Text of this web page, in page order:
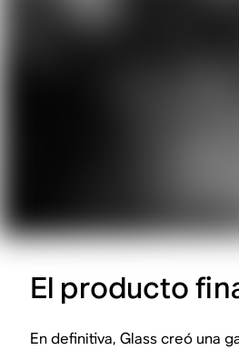
El producto
En definitiva, Glass creó una